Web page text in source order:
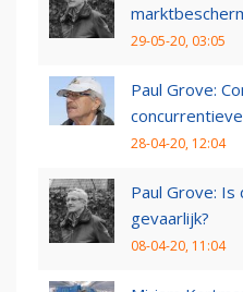
29-05-20, 03:05
Paul Grove:
28-04-20, 12:04
Paul Grove:
gevaarlijk?
08-04-20, 11:04